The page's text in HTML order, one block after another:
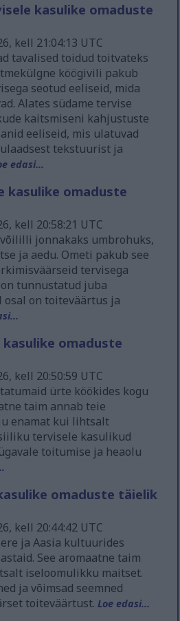
kasulike omaduste
kell 21:04:13 UTC
tavalised toidud toitvateks
köögivili pakub
seotud eeliseid, mida
Alates südame tervise
kaitsmiseni kahjustuste
eeliseid, mis ulatuvad
tekstuurist ja
edasi...
kasulike omaduste
kell 20:58:21 UTC
jonnakaks umbrohuks,
ja aedu. Ometi pakub see
tervisega
tunnustatud juba
on toiteväärtus ja
omaduste
kell 20:50:59 UTC
ürte köökides kogu
taim annab teie
enamat kui lihtsalt
tervisele kasulikud
toitumise ja heaolu
omaduste täielik
kell 20:44:42 UTC
ja Aasia kultuurides
See aromaatne taim
iseloomulikku maitset.
ja võimsad seemned
toiteväärtust.Loe edasi...